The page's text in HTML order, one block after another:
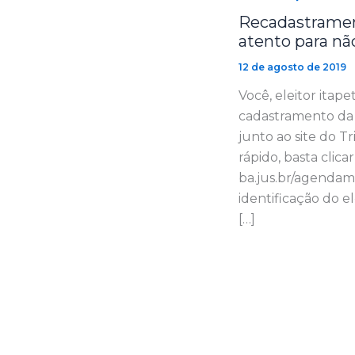
atento para
12 de agosto de 2019
Você, eleitor
cadastramento
junto ao site do
rápido, basta
ba.jus.br/
identificação do
[…]